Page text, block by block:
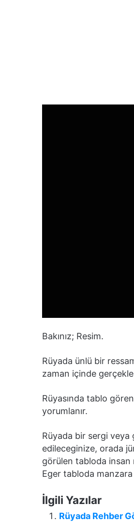
Bakınız; Resim.
Rüyada ünlü bir
zaman içinde
Rüyasında tablo
yorumlanır.
Rüyada bir sergi veya
edileceginize, orada
görülen tabloda insan
Eger tabloda
İlgili Yazılar
Rüyada Rehber